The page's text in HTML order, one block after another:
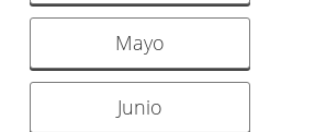
Mayo
Junio